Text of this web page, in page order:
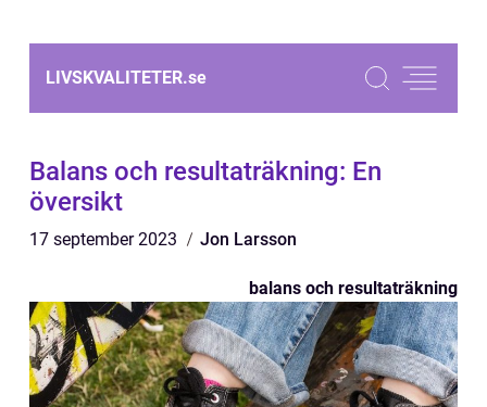
LIVSKVALITETER.se
Balans och resultaträkning: En
översikt
17 september 2023 Jon Larsson
balans och resultaträkning